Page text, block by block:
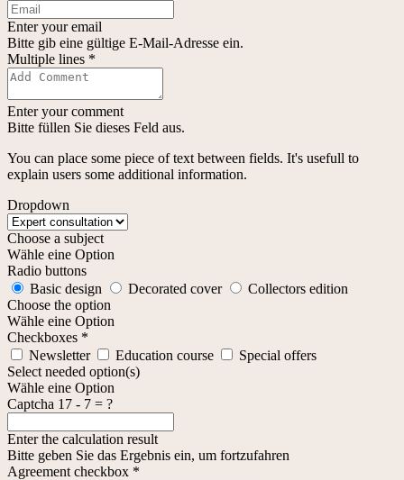
Enter your email
Bitte gib eine gültige E-Mail-Adresse ein.
Multiple lines *
Enter your comment
Bitte füllen Sie dieses Feld aus.
You can place some piece of text between fields. It's usefull to
explain users some additional information.
Dropdown
Choose a subject
Wähle eine Option
Radio buttons
Basic design
Decorated cover
Collectors edition
Choose the option
Wähle eine Option
Checkboxes *
Newsletter
Education course
Special offers
Select needed option(s)
Wähle eine Option
Captcha 17 - 7 = ?
Enter the calculation result
Bitte geben Sie das Ergebnis ein, um fortzufahren
Agreement checkbox *